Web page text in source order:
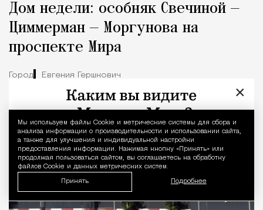
Уведомление
Мы используем файлы Сookie и метрические системы для сбора и
анализа информации о производительности и использовании сайта,
а также для улучшения и индивидуальной настройки
предоставления информации. Нажимая кнопку «Принять» или
продолжая пользоваться сайтом, вы соглашаетесь на обработку
файлов Cookie и данных метрических систем.
Принять Подробнее
Дом недели: особняк Свечиной —
Циммерман — Моргунова на
проспекте Мира
Город Евгения Гершкович
×